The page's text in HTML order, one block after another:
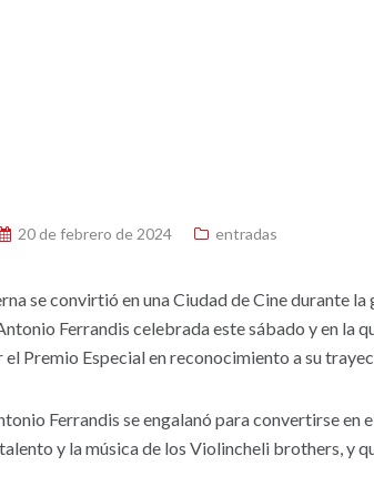
20 de febrero de 2024 entradas
se convirtió en una Ciudad de Cine durante
Ferrandis celebrada este sábado y en la
el Premio Especial en reconocimiento a su
Ferrandis se engalanó para convertirse en
y la música de los Violincheli brothers, y